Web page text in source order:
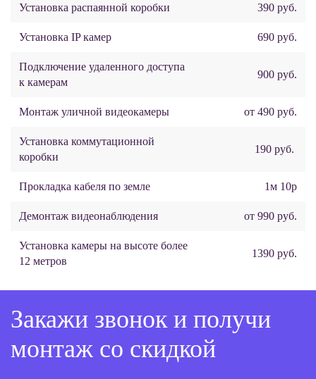
Установка распаянной коробки 390 руб.
Установка IP камер 690 руб.
Подключение удаленного доступа
к камерам
900 руб.
Монтаж уличной видеокамеры от 490 руб.
Установка коммутационной
коробки
190 руб.
Прокладка кабеля по земле 1м 10р
Демонтаж видеонаблюдения от 990 руб.
Установка камеры на высоте более
12 метров
1390 руб.
Закажи звонок и получи
монтаж со скидкой